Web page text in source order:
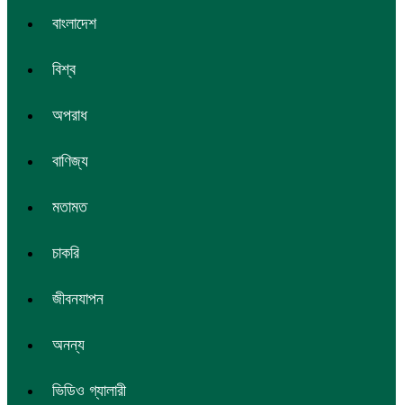
বাংলাদেশ
বিশ্ব
অপরাধ
বাণিজ্য
মতামত
চাকরি
জীবনযাপন
অনন্য
ভিডিও গ্যালারী